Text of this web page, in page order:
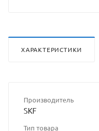
ХАРАКТЕРИСТИКИ
Производитель
SKF
Тип товара